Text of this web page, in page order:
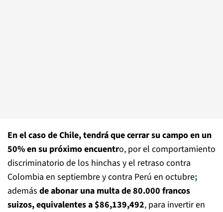
En el caso de Chile, tendrá que cerrar su campo en un
50% en su próximo encuentro, por el comportamiento
discriminatorio de los hinchas y el retraso contra
Colombia en septiembre y contra Perú en octubre;
además de abonar una multa de 80.000 francos
suizos, equivalentes a $86,139,492, para invertir en